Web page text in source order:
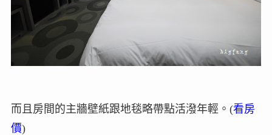
而且房間的主牆壁紙跟地毯略帶點活潑年輕。(看房
價)